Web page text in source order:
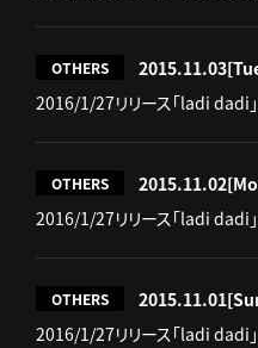
OTHERS 2015.11.03
2016/1/27リリース「ladi dadi
OTHERS 2015.11.02
2016/1/27リリース「ladi dadi
OTHERS 2015.11.01
2016/1/27リリース「ladi dadi